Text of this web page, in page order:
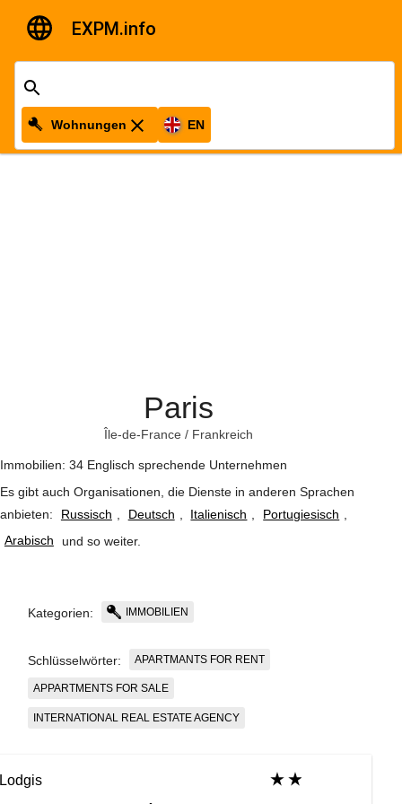
EXPM.info
Wohnungen EN
Paris
Île-de-France / Frankreich
Immobilien: 34 Englisch sprechende Unternehmen
Es gibt auch Organisationen, die Dienste in anderen Sprachen
anbieten:
Russisch Deutsch Italienisch Portugiesisch
Arabisch
und so weiter.
Kategorien: IMMOBILIEN
Schlüsselwörter: APARTMANTS FOR RENT
APPARTMENTS FOR SALE
INTERNATIONAL REAL ESTATE AGENCY
Lodgis